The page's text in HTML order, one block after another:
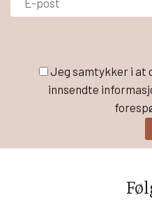
Jeg samtykker i at
innsendte